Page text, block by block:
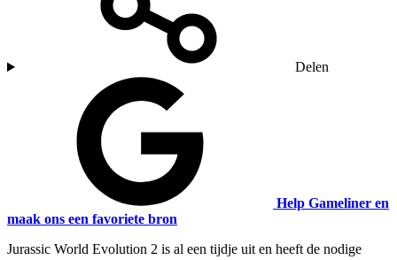
Delen
Help Gameliner en
maak ons een favoriete bron
Jurassic World Evolution 2 is al een tijdje uit en heeft de nodige